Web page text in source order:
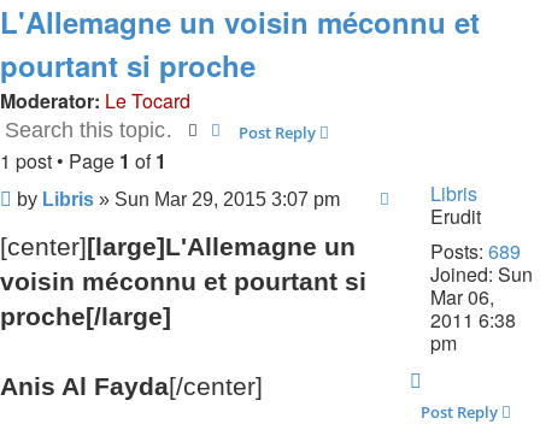
L'Allemagne un voisin méconnu et
pourtant si proche
Moderator: Le Tocard
Post Reply
SearchAdvanced search
1 post • Page 1 of1
Libris
Erudit
Posts: 689
Joined: Sun
Mar 06,
2011 6:38
pm
Post
by Libris » Sun Mar 29, 2015 3:07 pm
[center][large]L'Allemagne un
voisin méconnu et pourtant si
proche[/large]
Anis Al Fayda[/center]
Post Reply